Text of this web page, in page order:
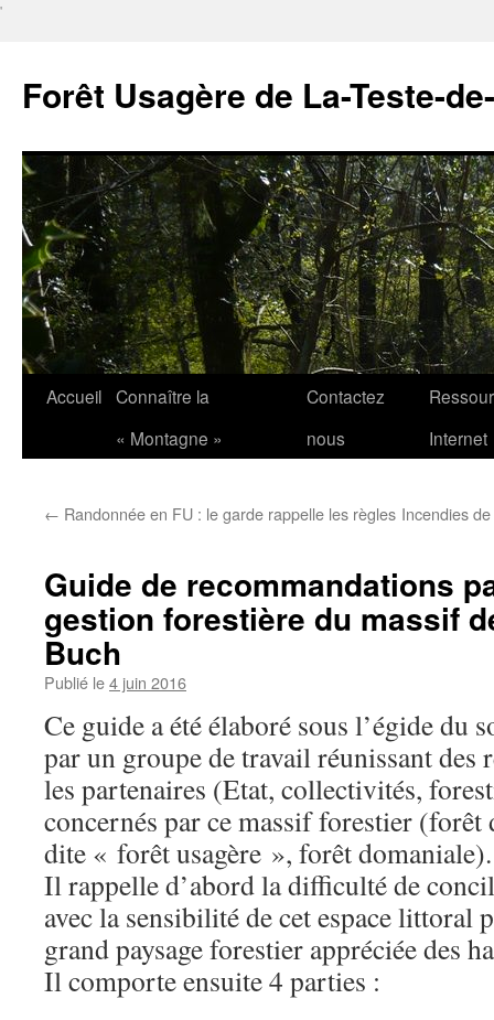
'
Forêt Usagère de La-Teste-
Aller
Accueil Connaître la
« Montagne »
Contactez
nous
Internet
← Randonnée en FU : le garde rappelle les règles Incendies
Guide de recommandations
gestion forestière du massif
Buch
Publié le4 juin 2016
Ce guide a été élaboré sous l’égide du
par un groupe de travail réunissant des
les partenaires (Etat, collectivités,
concernés par ce massif forestier
dite « forêt usagère », forêt domaniale).
Il rappelle d’abord la difficulté de
avec la sensibilité de cet espace littoral
grand paysage forestier appréciée des
Il comporte ensuite 4 parties :